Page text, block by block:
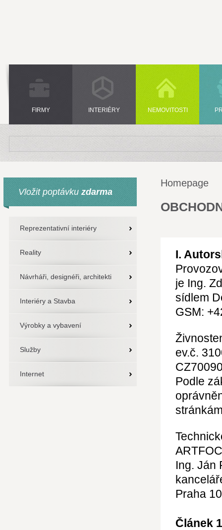
FIRMY INTERIÉRY NEMOVITOSTI
Vložit poptávku zdarma
Reprezentativní interiéry
Reality
Návrháři, designéři, architekti
Interiéry a Stavba
Výrobky a vybavení
Služby
Internet
Homepage
I.
je Ing.
sídlem
GSM:
ev.č.
Podle
Ing. Ján
Praha
Článek